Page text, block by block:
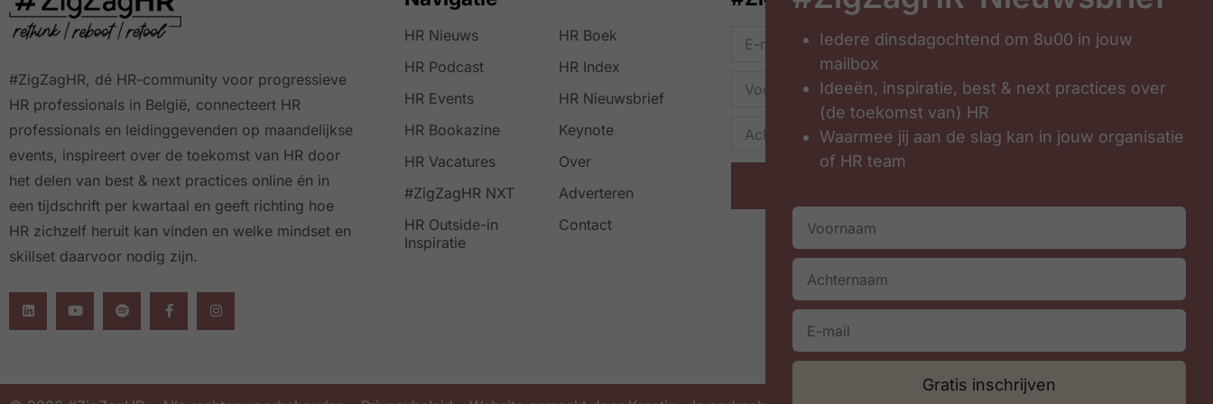
#ZigZagHR, dé HR-community voor progressieve
HR professionals in België, connecteert HR
professionals en leidinggevenden op maandelijkse
events, inspireert over de toekomst van HR door
het delen van best & next practices online én in
een tijdschrift per kwartaal en geeft richting hoe
HR zichzelf heruit kan vinden en welke mindset en
skillset daarvoor nodig zijn.
HR Nieuws
HR Podcast
HR Events
HR Bookazine
HR Vacatures
#ZigZagHR NXT
HR Outside-in
Inspiratie
HR Boek
HR Index
HR Nieuwsbrief
Keynote
Over
Adverteren
Contact
Iedere dinsdagochtend om 8u00 in jouw
mailbox
Ideeën, inspiratie, best & next practices over
(de toekomst van) HR
Waarmee jij aan de slag kan in jouw organisatie
of HR team
Gratis inschrijven